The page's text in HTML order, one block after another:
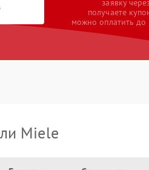
заявку
получаете
можно оплатить до
Miele